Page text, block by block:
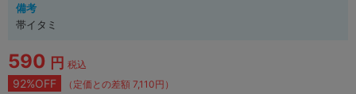
備考
帯イタミ
590 円 税込
92%OFF （定価との差額 7,110円）